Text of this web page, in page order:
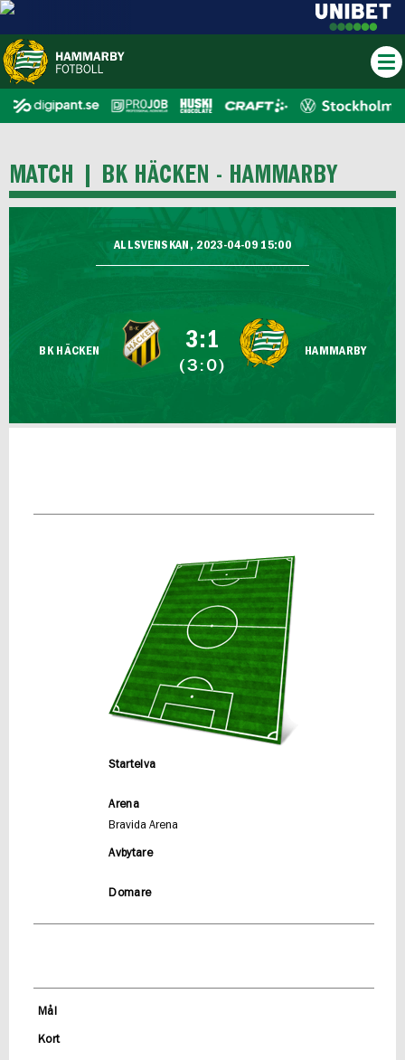
MATCH | BK HÄCKEN - HAMMARBY
ALLSVENSKAN, 2023-04-09 15:00
BK HÄCKEN 3:1
(3:0)
HAMMARBY
Startelva
Arena
Bravida Arena
Avbytare
Domare
Mål
Kort